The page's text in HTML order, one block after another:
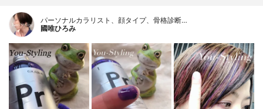
パーソナルカラリスト、顔タイプ、骨格診断…
國唯ひろみ